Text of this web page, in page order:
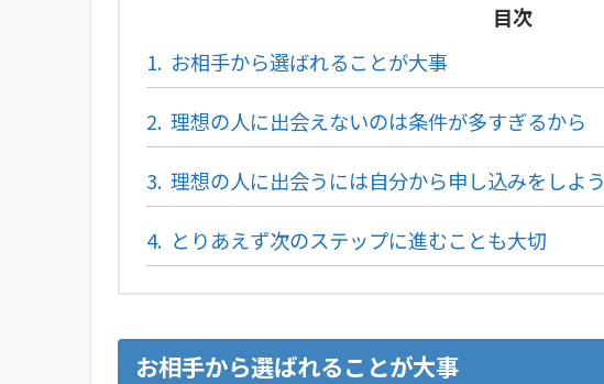
目次
1. お相手から選ばれることが大事
2. 理想の人に出会えないのは条件が多すぎるから
3. 理想の人に出会うには自分から申し込みをしよう
4. とりあえず次のステップに進むことも大切
お相手から選ばれることが大事